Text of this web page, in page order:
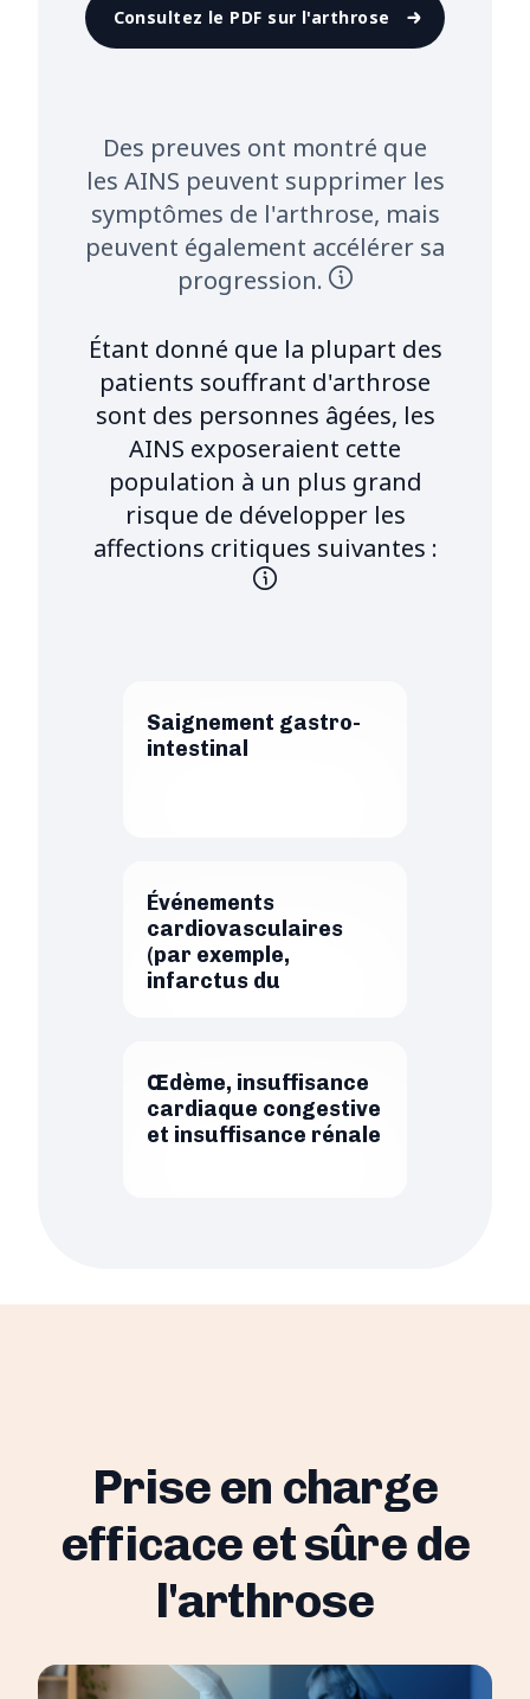
Consultez le PDF sur l'arthrose
Des preuves ont montré que
les AINS peuvent supprimer les
symptômes de l'arthrose, mais
peuvent également accélérer sa
progression.
Étant donné que la plupart des
patients souffrant d'arthrose
sont des personnes âgées, les
AINS exposeraient cette
population à un plus grand
risque de développer les
affections critiques suivantes :
Saignement gastro-
intestinal
Événements
cardiovasculaires
(par exemple,
infarctus du
Œdème, insuffisance
cardiaque congestive
et insuffisance rénale
Prise en charge
efficace et sûre de
l'arthrose